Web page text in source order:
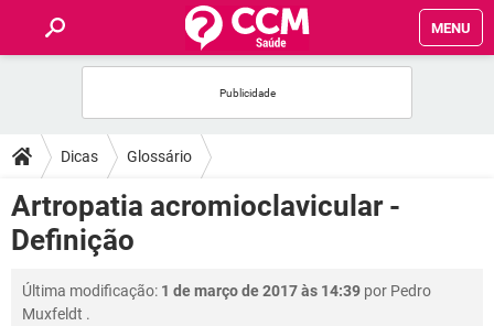
MENU
FÓRUM
SAÚDE
FAMÍLIA
NUTRIÇÃO
Dicas Glossário
Artropatia acromioclavicular -
Definição
Última modificação: 1 de março de 2017 às 14:39 por Pedro
Muxfeldt .